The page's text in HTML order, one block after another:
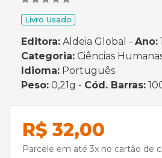
Livro Usado
Editora: Aldeia Global - Ano:
Categoria: Ciências
Idioma: Português
Peso: 0,21g - Cód. Barras:
R$ 32,00
Parcele em até 3x no cartão de